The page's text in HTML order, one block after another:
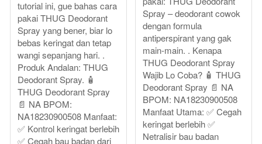
tutorial ini, gue bahas cara
pakai THUG Deodorant
Spray yang bener, biar lo
bebas keringat dan tetap
wangi sepanjang hari. .
Produk Andalan: THUG
Deodorant Spray. 🧴
THUG Deodorant Spray
📄 NA BPOM:
NA18230900508 Manfaat:
✅ Kontrol keringat berlebih
✅ Cegah bau badan dari
Spray – deodorant cowok
dengan formula
antiperspirant yang gak
main-main. . Kenapa
THUG Deodorant Spray
Wajib Lo Coba? 🧴 THUG
Deodorant Spray 📄 NA
BPOM: NA18230900508
Manfaat Utama: ✅ Cegah
keringat berlebih ✅
Netralisir bau badan